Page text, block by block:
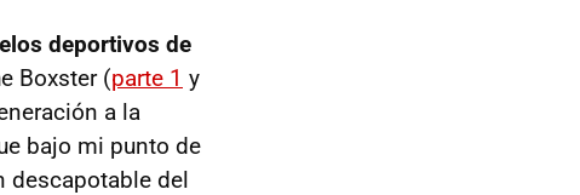
deportivos de
Boxster (parte 1 y
a la
bajo mi punto de
descapotable del